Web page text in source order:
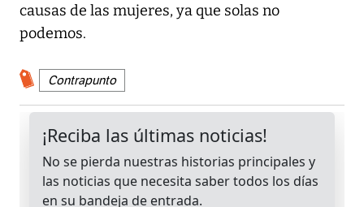
causas de las mujeres, ya que solas no
podemos.
Contrapunto